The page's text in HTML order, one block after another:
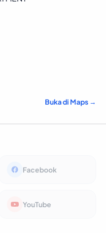
Buka di Maps →
Facebook
YouTube